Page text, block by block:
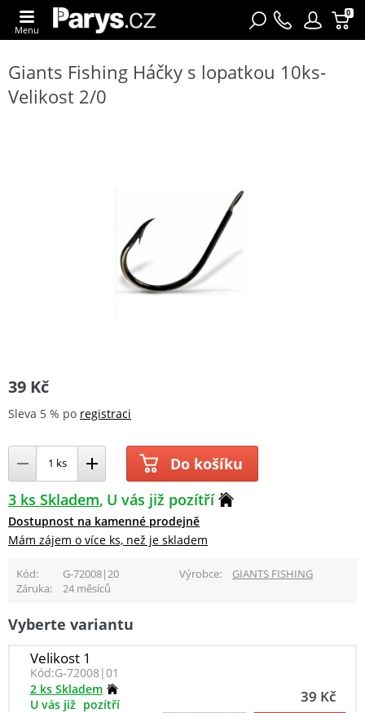
0
Menu
Giants Fishing Háčky s lopatkou 10ks-
Velikost 2/0
39 Kč
Sleva 5 % po registraci
Do košíku
3 ks Skladem U vás již pozítří
Dostupnost na kamenné prodejně
Mám zájem o více ks, než je skladem
Kód G-72008|20 Výrobce
GIANTS FISHING
Záruka
24 měsíců
Vyberte variantu
Velikost 1
Kód:G-72008|01
39 Kč
2 ks Skladem
U vás již pozítří